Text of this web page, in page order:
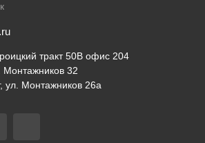
тракт 50В офис 204
Монтажников 32
ул. Монтажников 26а